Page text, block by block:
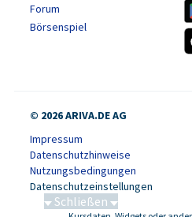
Forum
Börsenspiel
© 2026 ARIVA.DE AG
Impressum
Datenschutzhinweise
Nutzungsbedingungen
Datenschutzeinstellungen
Schließen